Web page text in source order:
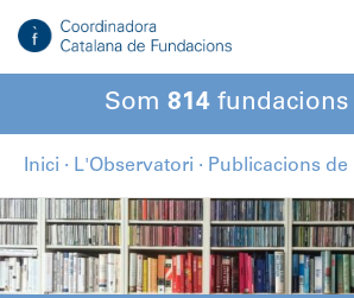
Som 814 fundacions
Inici · L'Observatori · Publicacions de